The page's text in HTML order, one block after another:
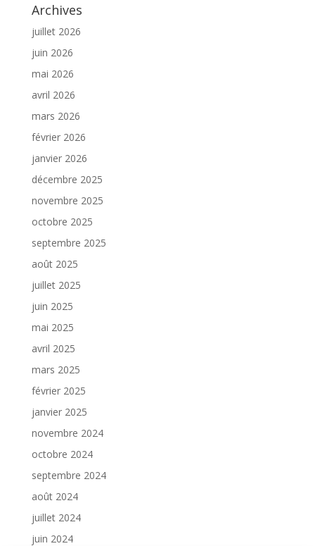
Archives
juillet 2026
juin 2026
mai 2026
avril 2026
mars 2026
février 2026
janvier 2026
décembre 2025
novembre 2025
octobre 2025
septembre 2025
août 2025
juillet 2025
juin 2025
mai 2025
avril 2025
mars 2025
février 2025
janvier 2025
novembre 2024
octobre 2024
septembre 2024
août 2024
juillet 2024
juin 2024